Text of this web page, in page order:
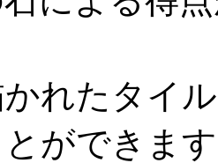
れたタイ
ができま